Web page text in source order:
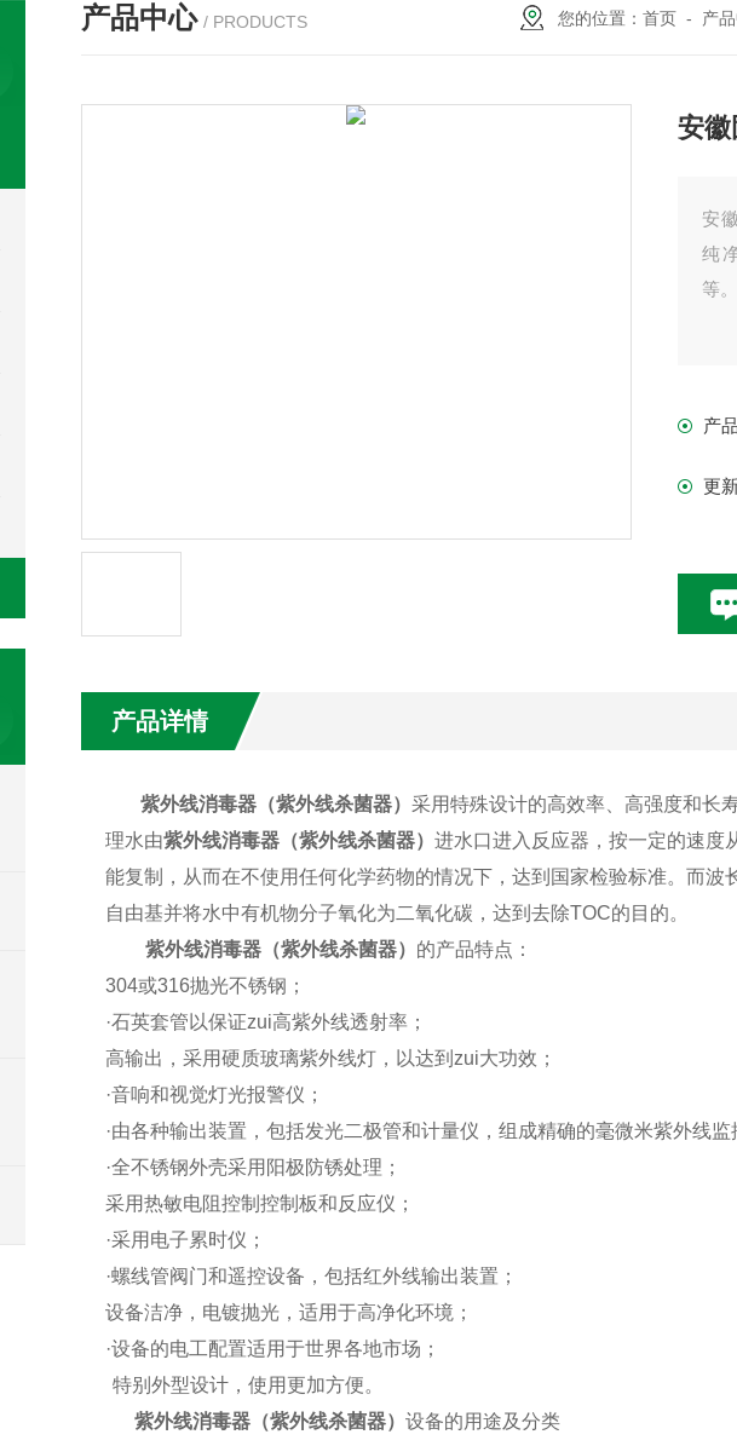
产品中心 / PRODUCTS 您的位置： 首页 - 产
安
安
纯
等
产
更
产品详情
紫外线消毒器（紫外线杀菌器）采用特殊设计的高效率、高强度和长
理水由紫外线消毒器（紫外线杀菌器） 进水口进入反应器，按一定的速度
能复制，从而在不使用任何化学药物的情况下，达到国家检验标准。 而波
自由基并将水中有机物分子氧化为二氧化碳，达到去除TOC的目的。
紫外线消毒器（紫外线杀菌器） 的产品特点：
304或316抛光不锈钢；
·石英套管以保证zui高紫外线透射率；
高输出，采用硬质玻璃紫外线灯，以达到zui大功效；
·音响和视觉灯光报警仪；
·由各种输出装置，包括发光二极管和计量仪，组成精确的毫微米紫外线监
·全不锈钢外壳采用阳极防锈处理；
采用热敏电阻控制控制板和反应仪；
·采用电子累时仪；
·螺线管阀门和遥控设备，包括红外线输出装置；
设备洁净，电镀抛光，适用于高净化环境；
·设备的电工配置适用于世界各地市场；
特别外型设计，使用更加方便。
紫外线消毒器（紫外线杀菌器） 设备的用途及分类